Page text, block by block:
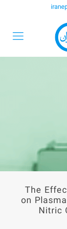
The
on
Nitric